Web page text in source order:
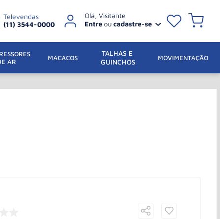
Televendas
(11) 3544-0000
AR
MACACOS
TALHAS E
GUINCHOS
MOVIMENTAÇÃO